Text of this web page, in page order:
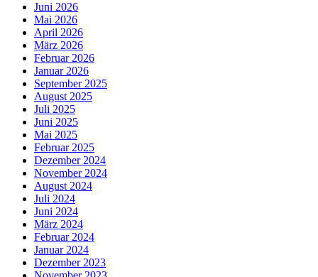
Juni 2026
Mai 2026
April 2026
März 2026
Februar 2026
Januar 2026
September 2025
August 2025
Juli 2025
Juni 2025
Mai 2025
Februar 2025
Dezember 2024
November 2024
August 2024
Juli 2024
Juni 2024
März 2024
Februar 2024
Januar 2024
Dezember 2023